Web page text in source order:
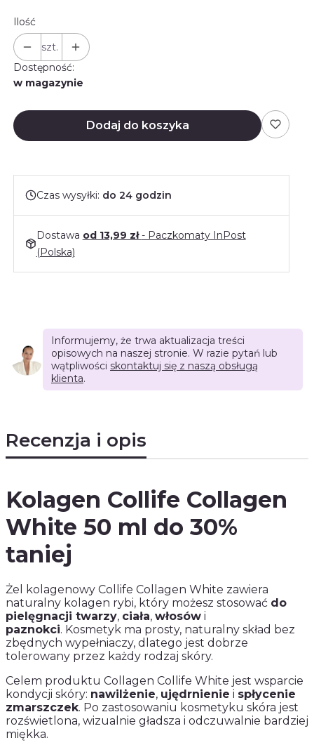
Ilość
szt.
Dostępność:
w magazynie
Dodaj do koszyka
Czas wysyłki: do 24 godzin
Dostawa od 13,99 zł- Paczkomaty InPost
(Polska)
Informujemy, że trwa aktualizacja treści
opisowych na naszej stronie. W razie pytań lub
wątpliwości skontaktuj się z naszą obsługą
klienta.
Recenzja i opis
Kolagen Collife Collagen
White 50 ml do 30%
taniej
Żel kolagenowy Collife Collagen White zawiera
naturalny kolagen rybi, który możesz stosować do
pielęgnacji twarzy, ciała, włosów i
paznokci. Kosmetyk ma prosty, naturalny skład bez
zbędnych wypełniaczy, dlatego jest dobrze
tolerowany przez każdy rodzaj skóry.
Celem produktu Collagen Collife White jest wsparcie
kondycji skóry: nawilżenie, ujędrnienie i spłycenie
zmarszczek. Po zastosowaniu kosmetyku skóra jest
rozświetlona, wizualnie gładsza i odczuwalnie bardziej
miękka.